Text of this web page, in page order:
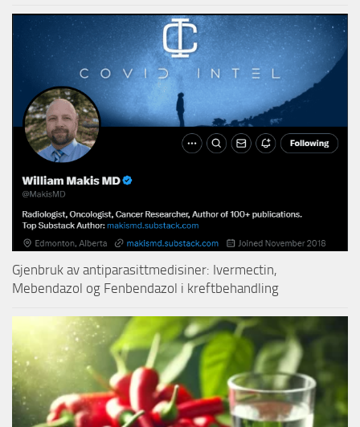
Gjenbruk av antiparasittmedisiner: Ivermectin,
Mebendazol og Fenbendazol i kreftbehandling